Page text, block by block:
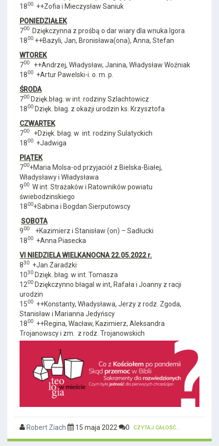
1800 ++Zofia i Mieczysław Saniuk
PONIEDZIAŁEK
700 Dziękczynna z prośbą o dar wiary dla wnuka Igora
1800 ++Bazyli, Jan, Bronisława(ona), Anna, Stefan
WTOREK
700 ++Andrzej, Władysław, Janina, Władysław Woźniak
1800 +Artur Pawelski-i. o. m. p.
ŚRODA
700 Dzięk.błag. w int. rodziny Szlachtowicz
1800 Dzięk. błag. z okazji urodzin ks. Krzysztofa
CZWARTEK
700 +Dzięk. błag. w int. rodziny Sulatyckich
1800 +Jadwiga
PIĄTEK
700+Maria Molsa-od przyjaciół z Bielska-Białej,
Władysławy i Władysława
900 W int. Strażaków i Ratowników powiatu
świebodzinskiego
1800+Sabina i Bogdan Sierputowscy
SOBOTA
900
+Kazimierz i Stanisław (on) – Sadłucki
1800 +Anna Piasecka
VI NIEDZIELA WIELKANOCNA 22.05.2022 r.
830 +Jan Zaradzki
1030 Dzięk. błag. w int. Tomasza
1200 Dziękczynno błagal w int, Rafała i Joanny z racji
urodzin
1500 ++Konstanty, Władysława, Jerzy z rodz. Zgoda,
Stanisław i Marianna Jedyńscy
1800 ++Regina, Wacław, Kazimierz, Aleksandra
Trojanowscy i zm. z rodz. Trojanowskich
Robert Ziach 15 maja 2022 0 CZYTAJ CAŁOŚĆ...